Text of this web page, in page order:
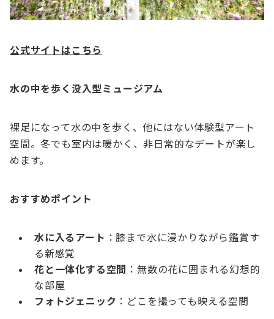
公式サイトはこちら
水の中を歩く没入型ミュージアム
裸足になって水の中を歩く、他にはない体験型アート
空間。冬でも室内は暖かく、非日常的なデートが楽し
めます。
おすすめポイント
水に入るアート ：膝まで水に浸かりながら鑑賞す
る新感覚
花と一体化する空間 ：無数の花に囲まれる幻想的
な部屋
フォトジェニック ：どこを撮っても映える空間